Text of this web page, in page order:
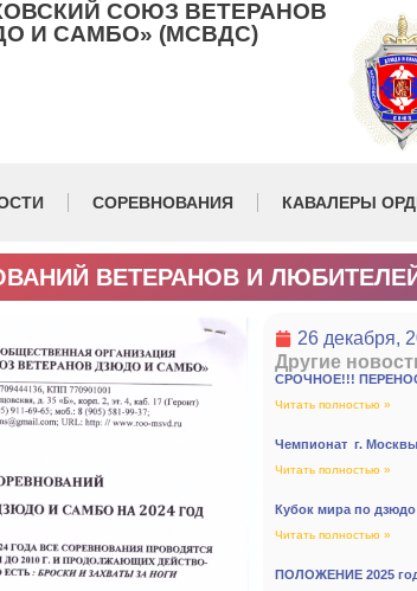
СОЮЗ ВЕТЕРАНОВ
И САМБО» (МСВДС)
СОРЕВНОВАНИЯ КАВАЛЕРЫ
ВЕТЕРАНОВ И
26 декабря,
Другие
СРОЧНОЕ!!!
Читать полностью »
Чемпионат г. Москвы
Читать полностью »
Кубок мира по
Читать полностью »
ПОЛОЖЕНИЕ 2025